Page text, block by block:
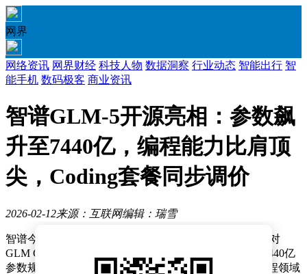
网界
网络资讯 网界财经 科技人物 数据洞察 行业动态 智能出行 智
能手机 数码极客 商业资讯
智谱GLM-5开源亮相：参数飙
升至7440亿，编程能力比肩顶
尖，Coding套餐同步调价
2026-02-12来源：互联网编辑：瑞雪
智谱今日正式推出新一代开源大模型GLM-5，同步宣布对
GLM Coding Plan开发者套餐进行价格调整。该模型以7440亿
参数规模和“全流程工程化开发”能力为核心突破，在编程领域